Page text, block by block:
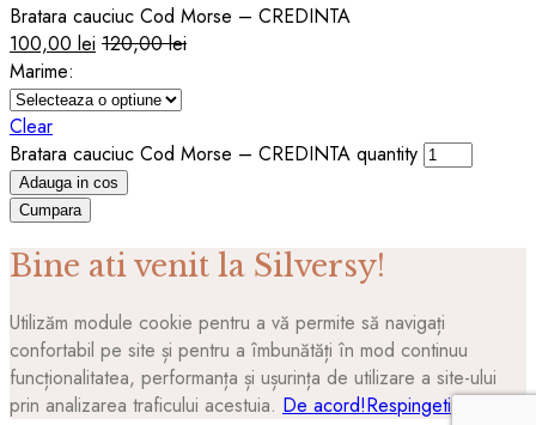
Bratara cauciuc Cod Morse – CREDINTA
100,00 lei 120,00lei
Marime:
Clear
Bratara cauciuc Cod Morse – CREDINTA quantity
Adauga in cos
Cumpara
Bine ati venit la Silversy!
Utilizăm module cookie pentru a vă permite să navigați
confortabil pe site și pentru a îmbunătăți în mod continuu
funcționalitatea, performanța și ușurința de utilizare a site-ului
prin analizarea traficului acestuia. De acord!Respingeti